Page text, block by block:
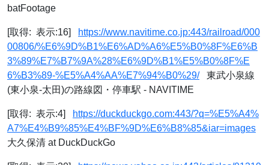
batFootage
[取得: 表示:16]
https://www.navitime.co.jp:443/railroad/000
00806/%E6%9D%B1%E6%AD%A6%E5%B0%8F%E6%B
3%89%E7%B7%9A%28%E6%9D%B1%E5%B0%8F%E
6%B3%89-%E5%A4%AA%E7%94%B0%29/東武小泉線
(東小泉-太田)の路線図・停車駅 - NAVITIME
[取得: 表示:4]
https://duckduckgo.com:443/?q=%E5%A4%
A7%E4%B9%85%E4%BF%9D%E6%B8%85&iar=images
大久保清 at DuckDuckGo